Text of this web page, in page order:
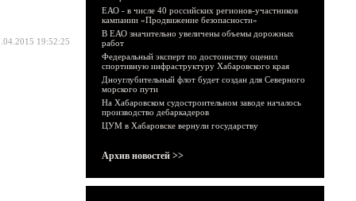
19:52:25
ЕАО - в числе 40 российских регионов-участников
кампании «Продвижение безопасности»
В ЕАО значительно увеличены объемы дорожных
работ
Федеральный эксперт по достоинству оценил
спортивную инфраструктуру Хабаровского края
Дноуглубительный флот будет создан для Северного
морского пути
На Хабаровском судостроительном заводе началось
производство дебаркадеров
ЦУМ в Хабаровске вернули государству
Архив новостей >>